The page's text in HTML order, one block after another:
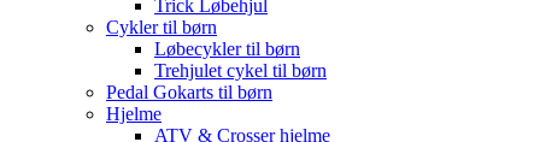
Trick Løbehjul
Cykler til børn
Løbecykler til børn
Trehjulet cykel til børn
Pedal Gokarts til børn
Hjelme
ATV & Crosser hjelme